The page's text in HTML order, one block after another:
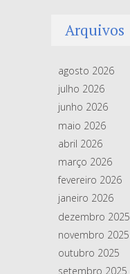
Arquivos
agosto 2026
julho 2026
junho 2026
maio 2026
abril 2026
março 2026
fevereiro 2026
janeiro 2026
dezembro 2025
novembro 2025
outubro 2025
setembro 2025